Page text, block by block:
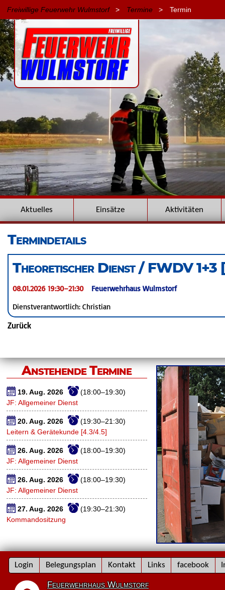
Freiwillige Feuerwehr Wulmstorf> Termine > Termin
NavigationAktuelles Einsätze Aktivitäten
Termindetails
Theoretischer Dienst / FWDV 1+3
08.01.2026 19:30–21:30
Feuerwehrhaus Wulmstorf
Dienstverantwortlich: Christian
Zurück
Anstehende Termine
19. Aug. 2026
(18:00–19:30)
JF: Allgemeiner Dienst
20. Aug. 2026
(19:30–21:30)
Leitern & Gerätekunde [4.3/4.5]
26. Aug. 2026
(18:00–19:30)
JF: Allgemeiner Dienst
26. Aug. 2026
(18:00–19:30)
JF: Allgemeiner Dienst
27. Aug. 2026
(19:30–21:30)
Kommandositzung
Navigation
überspringen
Login Belegungsplan Kontakt Links facebook
Feuerwehrhaus Wulmstorf